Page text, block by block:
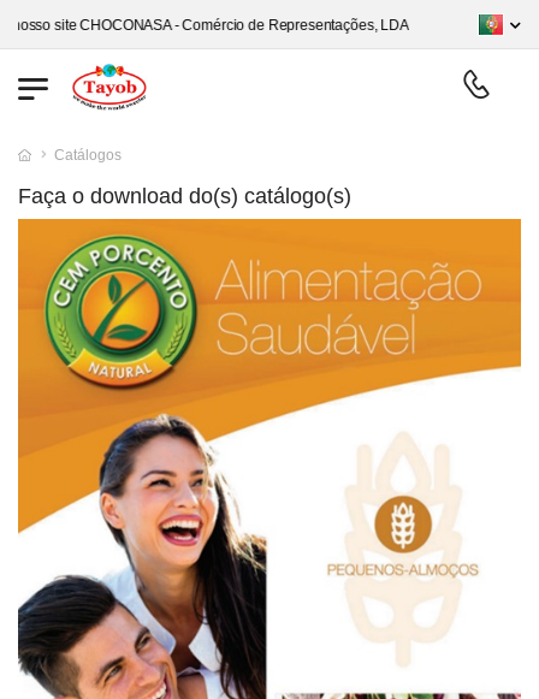
CHOCONASA - Comércio de Representações, LDA
Catálogos
Faça o download do(s) catálogo(s)